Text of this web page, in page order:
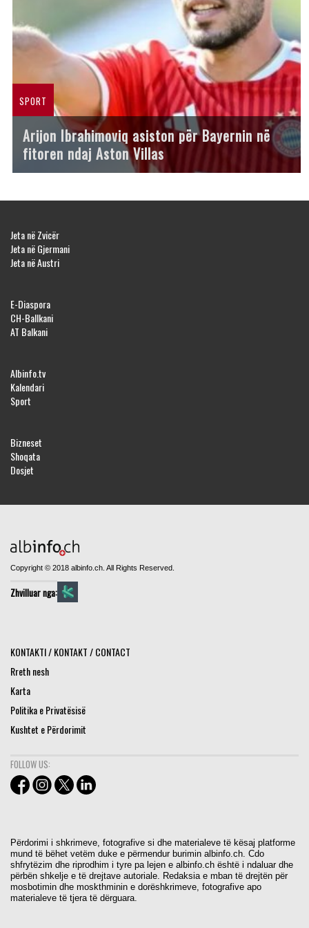
SPORT
Arijon Ibrahimoviq asiston për Bayernin në
fitoren ndaj Aston Villas
Jeta në Zvicër
Jeta në Gjermani
Jeta në Austri
E-Diaspora
CH-Ballkani
AT Balkani
Albinfo.tv
Kalendari
Sport
Bizneset
Shoqata
Dosjet
Copyright © 2018 albinfo.ch. All Rights Reserved.
Zhvilluar nga:
KONTAKTI / KONTAKT / CONTACT
Rreth nesh
Karta
Politika e Privatësisë
Kushtet e Përdorimit
FOLLOW US:
Përdorimi i shkrimeve, fotografive si dhe materialeve të kësaj platforme
mund të bëhet vetëm duke e përmendur burimin albinfo.ch. Cdo
shfrytëzim dhe riprodhim i tyre pa lejen e albinfo.ch është i ndaluar dhe
përbën shkelje e të drejtave autoriale. Redaksia e mban të drejtën për
mosbotimin dhe moskthminin e dorëshkrimeve, fotografive apo
materialeve të tjera të dërguara.